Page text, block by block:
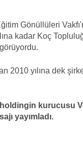
Gönüllüleri
kadar Koç
2010 yılına dek
kurucusu
yayımladı.